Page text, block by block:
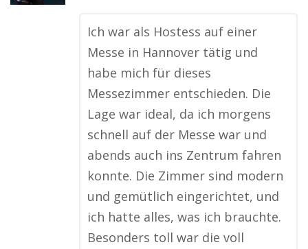
Ich war als Hostess auf einer
Messe in Hannover tätig und
habe mich für dieses
Messezimmer entschieden. Die
Lage war ideal, da ich morgens
schnell auf der Messe war und
abends auch ins Zentrum fahren
konnte. Die Zimmer sind modern
und gemütlich eingerichtet, und
ich hatte alles, was ich brauchte.
Besonders toll war die voll